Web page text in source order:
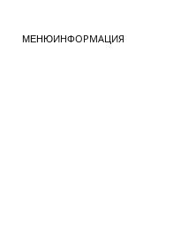
МЕНЮИНФОРМАЦИЯ